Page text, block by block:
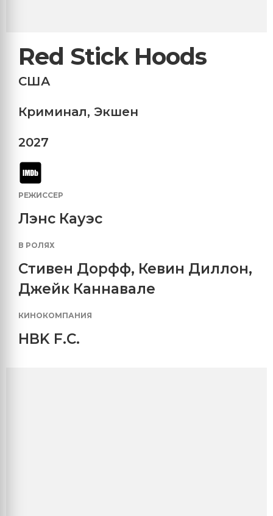
Red Stick Hoods
США
Криминал, Экшен
2027
РЕЖИССЕР
Лэнс Кауэс
В РОЛЯХ
Стивен Дорфф, Кевин Диллон,
Джейк Каннавале
КИНОКОМПАНИЯ
HBK F.C.